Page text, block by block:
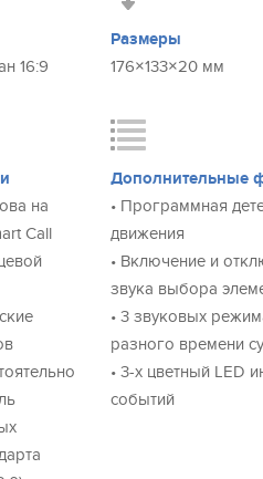
7 Cloud вы найдете 2 яркие
менять в зависимости от
белым основным цветом
под любой интерьер,
удивит даже самых
2 динамика по 2 ватта,
камере.
звучит громко и
уровень шумов и делает
мелодии вызова
mp3 мелодии в качестве
16:9
Размеры
176×133×20 мм
на
Call
Дополнительные
• Программная
движения
• Включение и
звука выбора
• 3 звуковых
разного времени
• 3-х цветный LED
событий